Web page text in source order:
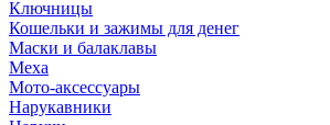
Ключницы
Кошельки и зажимы для денег
Маски и балаклавы
Меха
Мото-аксессуары
Нарукавники